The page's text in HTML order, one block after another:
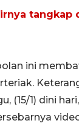
ini
(15/1) dini